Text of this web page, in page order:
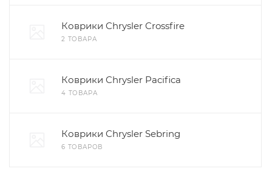
Коврики Chrysler Crossfire
2 ТОВАРА
Коврики Chrysler Pacifica
4 ТОВАРА
Коврики Chrysler Sebring
6 ТОВАРОВ